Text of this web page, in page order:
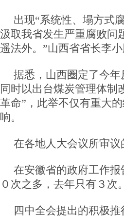
出现“系统性、塌方式
汲取我省发生严重腐败问
遥法外。”山西省省长李小
据悉，山西圈定了今
同时以出台煤炭管理体制
革命”，此举不仅有重大
响。
在各地人大会议所审
在安徽省的政府工作
０次之多，去年只有３次。
四中全会提出的积极